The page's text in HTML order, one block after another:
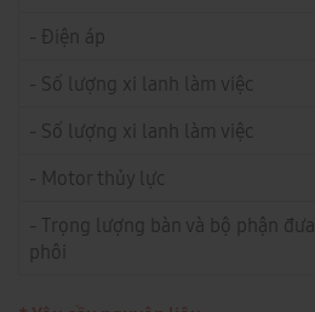
- Điện áp
- Số lượng xi lanh làm việc
- Số lượng xi lanh làm việc
- Motor thủy lực
- Trọng lượng bàn và bộ phận đưa
phôi